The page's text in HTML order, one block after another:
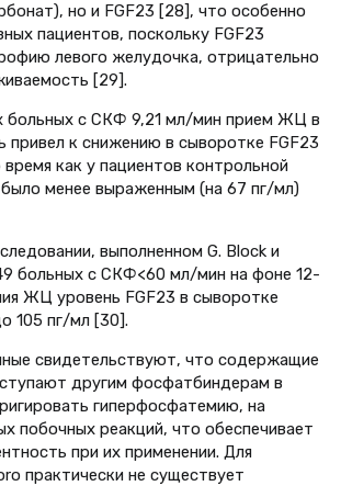
но и FGF23 [28], что особенно
пациентов, поскольку FGF23
левого желудочка, отрицательно
[29].
больных с СКФ 9,21 мл/мин прием ЖЦ в
привел к снижению в сыворотке FGF23
как у пациентов контрольной
менее выраженным (на 67 пг/мл)
выполненном G. Block и
больных с СКФ<60 мл/мин на фоне 12-
ЖЦ уровень FGF23 в сыворотке
105 пг/мл [30].
свидетельствуют, что содержащие
другим фосфатбиндерам в
гиперфосфатемию, на
побочных реакций, что обеспечивает
при их применении. Для
практически не существует